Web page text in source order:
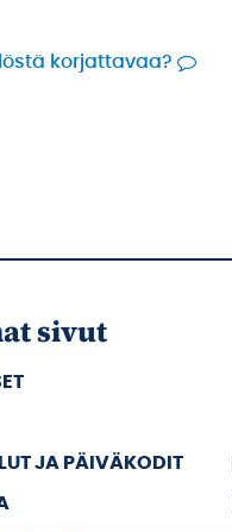
korjattavaa?
sivut
JA PÄIVÄKODIT